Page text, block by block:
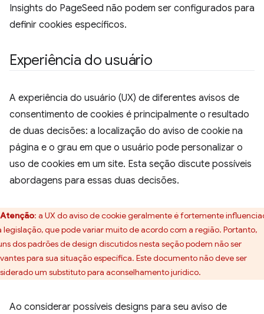
Insights do PageSeed não podem ser configurados para
definir cookies específicos.
Experiência do usuário
A experiência do usuário (UX) de diferentes avisos de
consentimento de cookies é principalmente o resultado
de duas decisões: a localização do aviso de cookie na
página e o grau em que o usuário pode personalizar o
uso de cookies em um site. Esta seção discute possíveis
abordagens para essas duas decisões.
Atenção: a UX do aviso de cookie geralmente é fortemente
legislação, que pode variar muito de acordo com a região. Portanto,
dos padrões de design discutidos nesta seção podem não ser
para sua situação específica. Este documento não deve ser
um substituto para aconselhamento jurídico.
Ao considerar possíveis designs para seu aviso de